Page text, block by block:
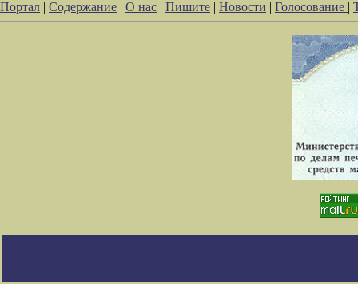
Портал | Содержание | О нас | Пишите | Новости | Голосование |